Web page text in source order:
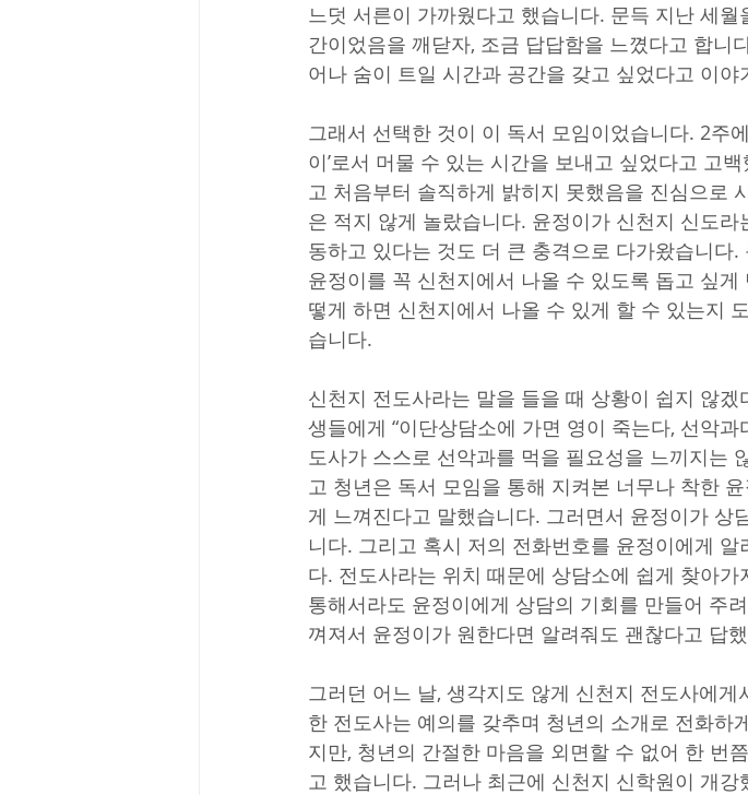
느덧 서른이 가까웠다고 했습니다. 문득 지난 세
간이었음을 깨닫자, 조금 답답함을 느꼈다고 합니
어나 숨이 트일 시간과 공간을 갖고 싶었다고 이야
그래서 선택한 것이 이 독서 모임이었습니다. 2주
이’로서 머물 수 있는 시간을 보내고 싶었다고 고
고 처음부터 솔직하게 밝히지 못했음을 진심으로
은 적지 않게 놀랐습니다. 윤정이가 신천지 신도
동하고 있다는 것도 더 큰 충격으로 다가왔습니다
윤정이를 꼭 신천지에서 나올 수 있도록 돕고 싶
떻게 하면 신천지에서 나올 수 있게 할 수 있는지
습니다.
신천지 전도사라는 말을 들을 때 상황이 쉽지 않
생들에게 “이단상담소에 가면 영이 죽는다, 선악
도사가 스스로 선악과를 먹을 필요성을 느끼지는
고 청년은 독서 모임을 통해 지켜본 너무나 착한
게 느껴진다고 말했습니다. 그러면서 윤정이가 상
니다. 그리고 혹시 저의 전화번호를 윤정이에게
다. 전도사라는 위치 때문에 상담소에 쉽게 찾아
통해서라도 윤정이에게 상담의 기회를 만들어 주
껴져서 윤정이가 원한다면 알려줘도 괜찮다고 답
그러던 어느 날, 생각지도 않게 신천지 전도사에
한 전도사는 예의를 갖추며 청년의 소개로 전화하
지만, 청년의 간절한 마음을 외면할 수 없어 한 번
고 했습니다. 그러나 최근에 신천지 신학원이 개